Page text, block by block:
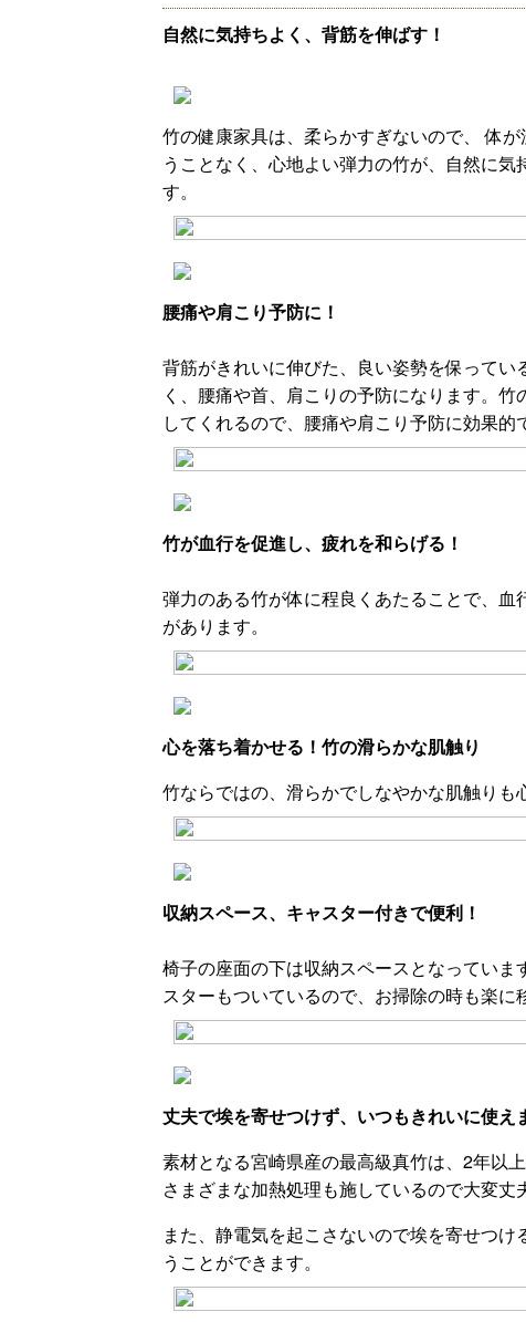
自然に気持ちよく、背筋を伸ばす！
竹の健康家具は、柔らかすぎないので、 体
うことなく、心地よい弾力の竹が、自然に気
す。
腰痛や肩こり予防に！
背筋がきれいに伸びた、良い姿勢を保ってい
く、腰痛や首、肩こりの予防になります。
してくれるので、腰痛や肩こり予防に効果的
竹が血行を促進し、疲れを和らげる！
弾力のある竹が体に程良くあたることで、
があります。
心を落ち着かせる！竹の滑らかな肌触り
竹ならではの、滑らかでしなやかな肌触りも
収納スペース、キャスター付きで便利！
椅子の座面の下は収納スペースとなっていま
スターもついているので、お掃除の時も楽に
丈夫で埃を寄せつけず、いつもきれいに使え
素材となる宮崎県産の最高級真竹は、2年以
さまざまな加熱処理も施しているので大変丈
また、静電気を起こさないので埃を寄せつ
うことができます。